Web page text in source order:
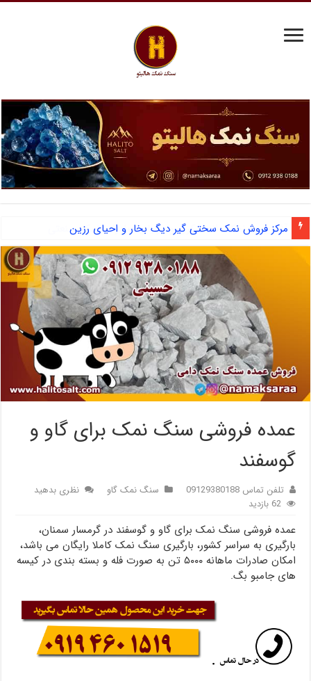
مرکز فروش نمک سختی گیر دیگ بخار و احیای رزین
عمده فروشی سنگ نمک برای گاو و
گوسفند
تلفن تماس 09129380188 سنگ نمک گاو
نظری بدهید
62 بازدید
عمده فروشی سنگ نمک برای گاو و گوسفند در گرمسار سمنان،
بارگیری به سراسر کشور، بارگیری سنگ نمک کاملا رایگان می باشد،
امکان صادرات ماهانه ۵۰۰۰ تن به صورت فله و بسته بندی در کیسه
های جامبو بگ.